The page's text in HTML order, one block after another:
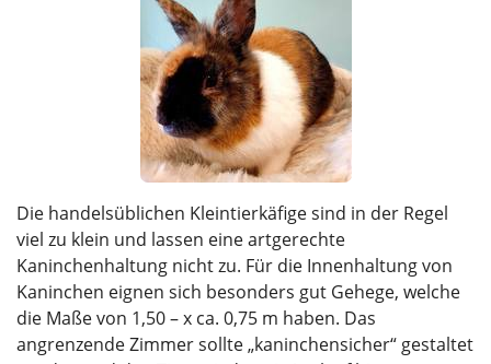
Die handelsüblichen Kleintierkäfige sind in der Regel
viel zu klein und lassen eine artgerechte
Kaninchenhaltung nicht zu. Für die Innenhaltung von
Kaninchen eignen sich besonders gut Gehege, welche
die Maße von 1,50 – x ca. 0,75 m haben. Das
angrenzende Zimmer sollte „kaninchensicher“ gestaltet